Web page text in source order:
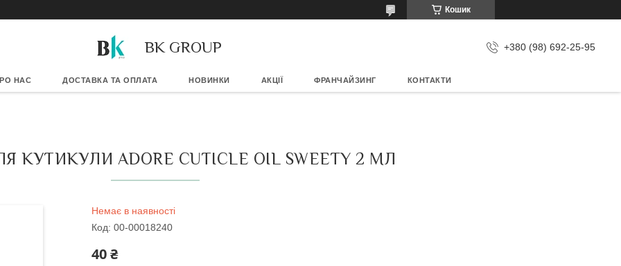
Кошик
BK GROUP +380 (98) 692-25-95
НАС ДОСТАВКА ТА ОПЛАТА НОВИНКИ АКЦІЇ ФРАНЧАЙЗИНГ КОНТАКТИ
КУТИКУЛИ ADORE CUTICLE OIL SWEETY 2 МЛ
Немає в наявності
Код: 00-00018240
40 ₴